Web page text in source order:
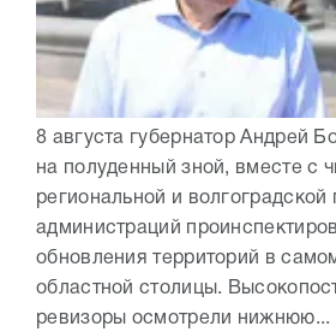
8 августа губернатор Андрей
на полуденный зной, вместе с
региональной и волгоградской
администраций
обновления территорий в
областной столицы.
ревизоры осмотрели нижнюю...